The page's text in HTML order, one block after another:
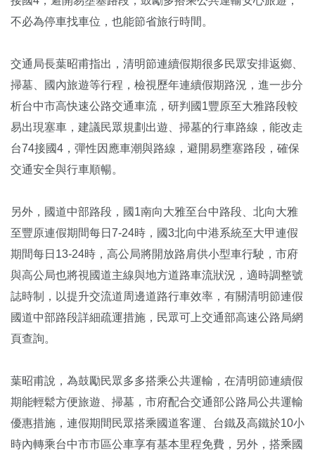
不必為停車找車位，也能節省旅行時間。
交通局長葉昭甫指出，清明節連續假期很多民眾安排返鄉、
掃墓、國內旅遊等行程，檢視歷年連續假期路況，進一步分
析台中市高快速公路交通車流，研判國1豐原至大雅路段較
易出現塞車，建議民眾規劃出遊、掃墓的行車路線，能改走
台74接國4，彈性因應車潮與路線，避開易壅塞路段，確保
交通安全與行車順暢。
另外，國道中部路段，國1南向大雅至台中路段、北向大雅
至豐原連假期間每日7-24時，國3北向中港系統至大甲連假
期間每日13-24時，高公局將開放路肩供小型車行駛，市府
與高公局也將視國道主線與地方道路車流狀況，適時調整號
誌時制，以提升交流道周邊道路行車效率，有關清明節連假
國道中部路段詳細疏運措施，民眾可上交通部高速公路局網
頁查詢。
葉昭甫說，為鼓勵民眾多多搭乘公共運輸，在清明節連續假
期能輕鬆方便旅遊、掃墓，市府配合交通部公路局公共運輸
優惠措施，連假期間民眾搭乘國道客運、台鐵及高鐵於10小
時內轉乘台中市市區公車享有基本里程免費，另外，搭乘國